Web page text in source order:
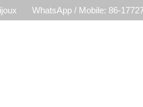
WhatsApp / Mobile: 86-